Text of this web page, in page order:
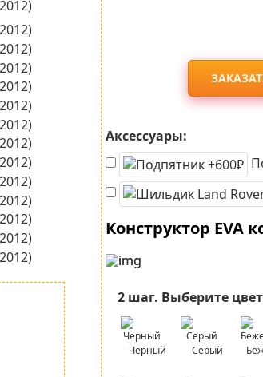
Аксессуары:
Конструктор EVA
2 шаг. Выберите
Черный Серый